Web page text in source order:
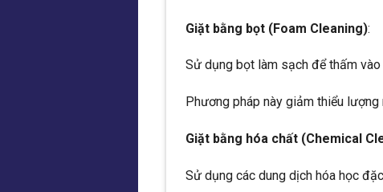
Giặt bằng bọt (Foam Cleaning):
Sử dụng bọt làm sạch để thấm
Phương pháp này giảm thiểu
Giặt bằng hóa chất (Chemical
Sử dụng các dung dịch hóa học